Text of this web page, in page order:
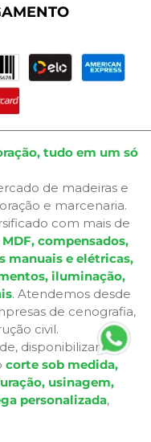
tudo em um só
de madeiras e
e marcenaria.
com mais de
compensados,
manuais e elétricas,
iluminação,
. Atendemos desde
de cenografia,
civil.
disponibilizamos
corte sob medida,
usinagem,
personalizada,